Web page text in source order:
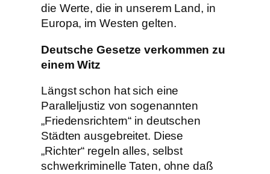
die Werte, die in unserem Land, in
Europa, im Westen gelten.
Deutsche Gesetze verkommen zu
einem Witz
Längst schon hat sich eine
Paralleljustiz von sogenannten
„Friedensrichtern“ in deutschen
Städten ausgebreitet. Diese
„Richter“ regeln alles, selbst
schwerkriminelle Taten, ohne daß